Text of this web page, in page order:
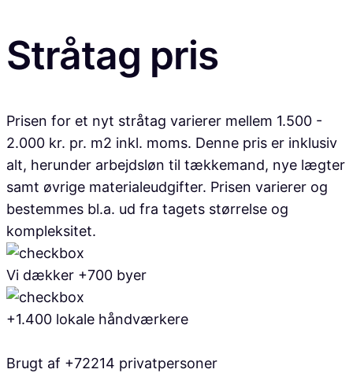
Stråtag pris
Prisen for et nyt stråtag varierer mellem 1.500 -
2.000 kr. pr. m2 inkl. moms. Denne pris er inklusiv
alt, herunder arbejdsløn til tækkemand, nye lægter
samt øvrige materialeudgifter. Prisen varierer og
bestemmes bl.a. ud fra tagets størrelse og
kompleksitet.
Vi dækker +700 byer
+1.400 lokale håndværkere
Brugt af +72214 privatpersoner